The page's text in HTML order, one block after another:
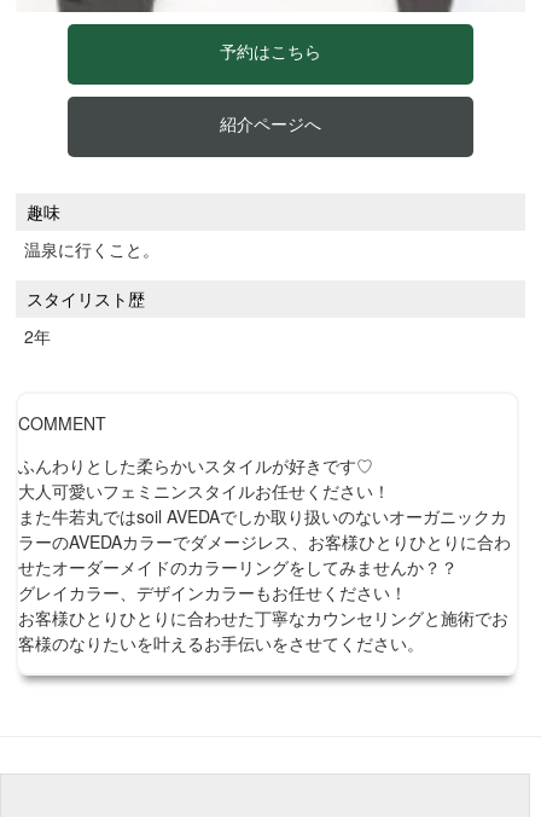
予約はこちら
紹介ページへ
趣味
温泉に行くこと。
スタイリスト歴
2年
COMMENT
ふんわりとした柔らかいスタイルが好きです♡
大人可愛いフェミニンスタイルお任せください！
また牛若丸ではsoil AVEDAでしか取り扱いのないオーガニックカ
ラーのAVEDAカラーでダメージレス、お客様ひとりひとりに合わ
せたオーダーメイドのカラーリングをしてみませんか？？
グレイカラー、デザインカラーもお任せください！
お客様ひとりひとりに合わせた丁寧なカウンセリングと施術でお
客様のなりたいを叶えるお手伝いをさせてください。